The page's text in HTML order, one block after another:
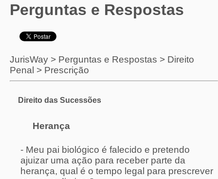
Perguntas e Respostas
JurisWay > Perguntas e Respostas > Direito
Penal > Prescrição
Direito das Sucessões
Herança
- Meu pai biológico é falecido e pretendo
ajuizar uma ação para receber parte da
herança, qual é o tempo legal para prescrever